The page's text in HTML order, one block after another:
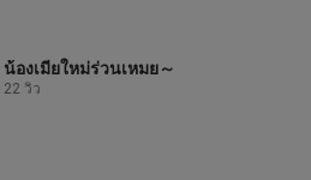
น้องเมียใหม่ร่วนเหมย～
22 วิว